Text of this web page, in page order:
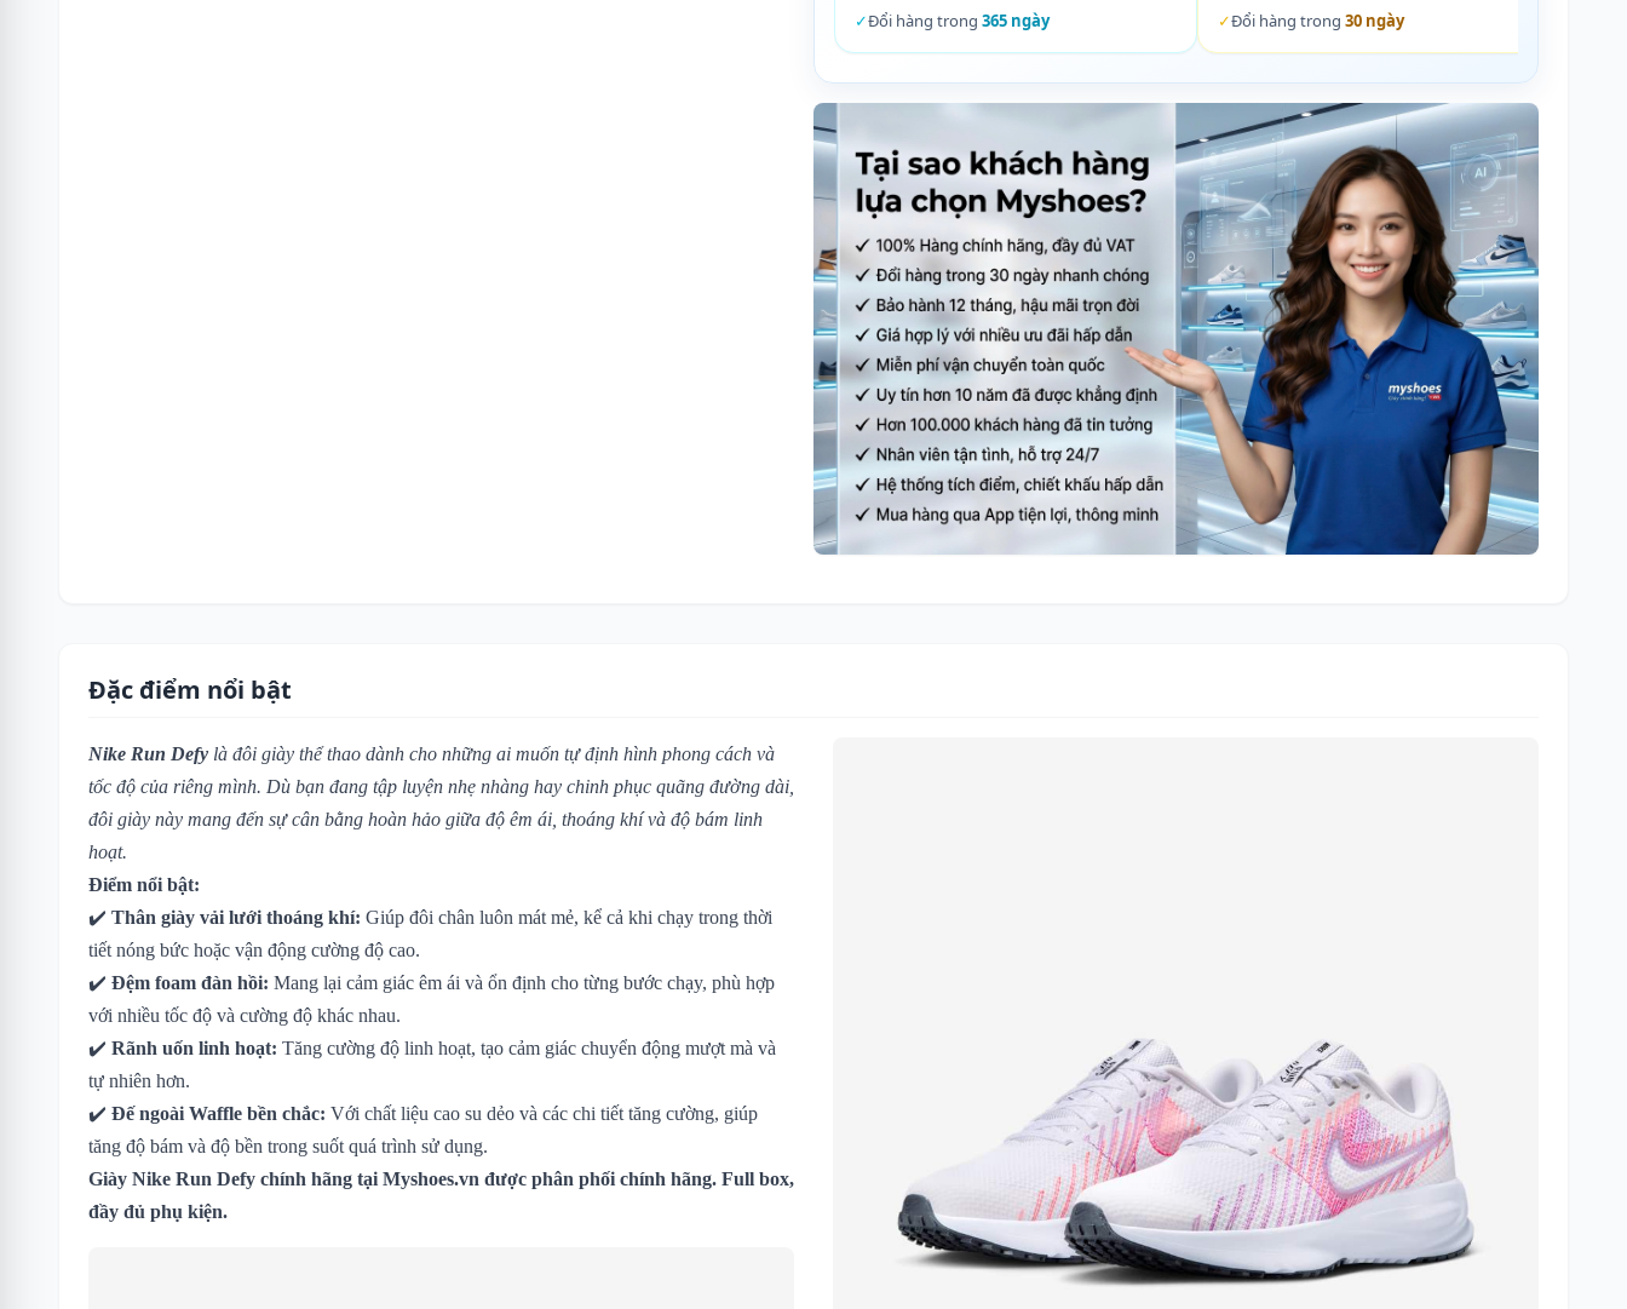
✓Đổi hàng trong 365 ngày
✓Đổi hàng trong 30 ngày
Đặc điểm nổi bật
Nike Run Defy là đôi giày thể thao dành cho những ai muốn tự định hình phong cách và
tốc độ của riêng mình. Dù bạn đang tập luyện nhẹ nhàng hay chinh phục quãng đường dài,
đôi giày này mang đến sự cân bằng hoàn hảo giữa độ êm ái, thoáng khí và độ bám linh
hoạt.
Điểm nổi bật:
✔️ Thân giày vải lưới thoáng khí: Giúp đôi chân luôn mát mẻ, kể cả khi chạy trong thời
tiết nóng bức hoặc vận động cường độ cao.
✔️ Đệm foam đàn hồi: Mang lại cảm giác êm ái và ổn định cho từng bước chạy, phù hợp
với nhiều tốc độ và cường độ khác nhau.
✔️ Rãnh uốn linh hoạt: Tăng cường độ linh hoạt, tạo cảm giác chuyển động mượt mà và
tự nhiên hơn.
✔️ Đế ngoài Waffle bền chắc: Với chất liệu cao su dẻo và các chi tiết tăng cường, giúp
tăng độ bám và độ bền trong suốt quá trình sử dụng.
Giày Nike Run Defy chính hãng tại Myshoes.vn được phân phối chính hãng. Full box,
đầy đủ phụ kiện.